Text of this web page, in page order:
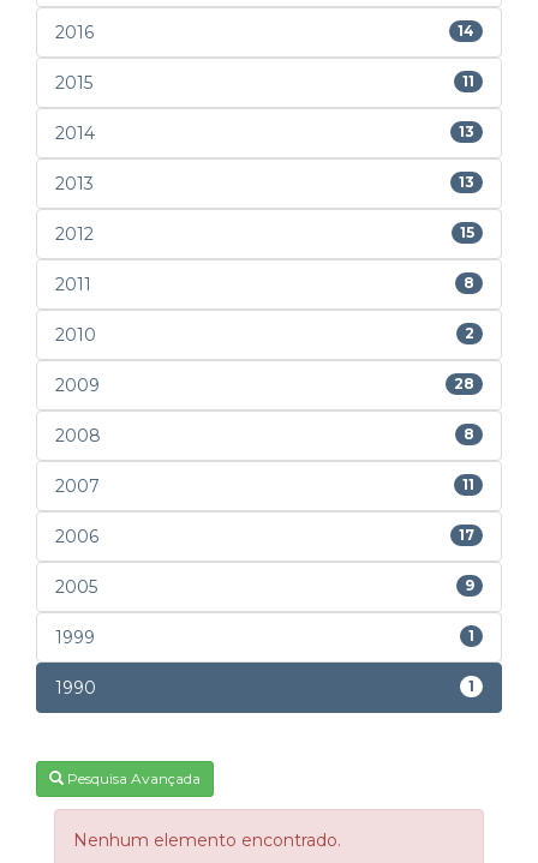
2016 14
2015 11
2014 13
2013 13
2012 15
2011 8
2010 2
2009 28
2008 8
2007 11
2006 17
2005 9
1999 1
1990 1
Pesquisa Avançada
Nenhum elemento encontrado.